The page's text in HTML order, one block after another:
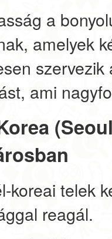
a
amelyek
ami
koreai telek
reagál.